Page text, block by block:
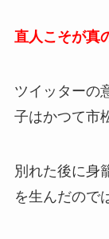
直人こそが真
ツイッターの
子はかつて市
別れた後に身
を生んだので